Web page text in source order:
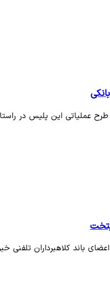
طرح عملیاتی این پلیس در
باند کلاهبرداران تلفنی